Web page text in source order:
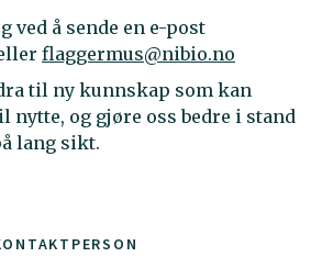
ved å sende en e-post
flaggermus@nibio.no
til ny kunnskap som kan
nytte, og gjøre oss bedre i stand
lang sikt.